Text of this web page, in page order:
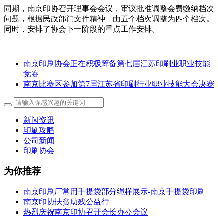
同期，南京印协召开理事会会议，审议批准调整会费缴纳档次
问题，根据民政部门文件精神，由五个档次调整为四个档次。
同时，安排了协会下一阶段的重点工作安排。
南京印刷协会正在积极筹备第七届江苏印刷业职业技能
竞赛
南京比赛区参加第7届江苏省印刷行业职业技能大会决赛
新闻资讯
印刷攻略
公司新闻
印刷协会
为你推荐
南京印刷厂常用手提袋部分绳样展示-南京手提袋印刷
南京印协扶贫助残公益行
热烈庆祝南京印协召开会长办公会议